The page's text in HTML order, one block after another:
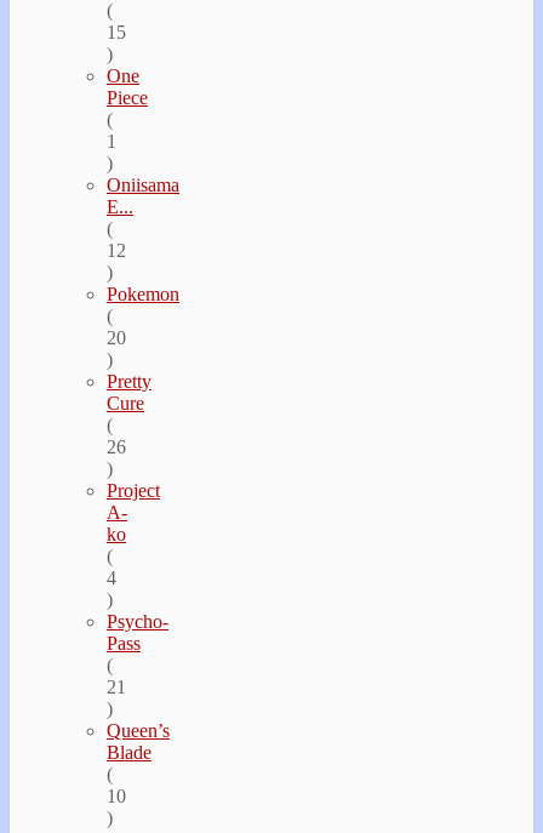
(
15
)
One
Piece
(
1
)
Oniisama
E...
(
12
)
Pokemon
(
20
)
Pretty
Cure
(
26
)
Project
A-
ko
(
4
)
Psycho-
Pass
(
21
)
Queen’s
Blade
(
10
)